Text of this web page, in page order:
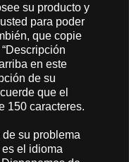
su producto y
para poder
que copie
en este
de su
que el
150 caracteres.
su problema
el idioma